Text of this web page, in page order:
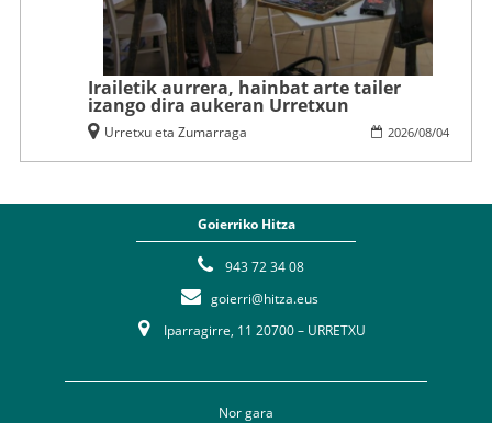
Irailetik aurrera, hainbat arte tailer
izango dira aukeran Urretxun
2026/08/04
Urretxu eta Zumarraga
Goierriko Hitza
943 72 34 08
goierri@hitza.eus
Iparragirre, 11 20700 – URRETXU
Nor gara